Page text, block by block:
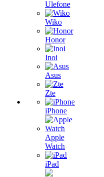
Ulefone
Wiko
Honor
Inoi
Asus
Zte
iPhone
Apple
Watch
iPad